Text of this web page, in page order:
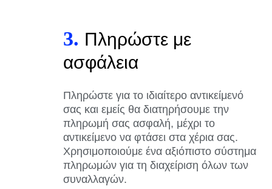
3. Πληρώστε με
ασφάλεια
Πληρώστε για το ιδιαίτερο αντικείμενό
σας και εμείς θα διατηρήσουμε την
πληρωμή σας ασφαλή, μέχρι το
αντικείμενο να φτάσει στα χέρια σας.
Χρησιμοποιούμε ένα αξιόπιστο σύστημα
πληρωμών για τη διαχείριση όλων των
συναλλαγών.